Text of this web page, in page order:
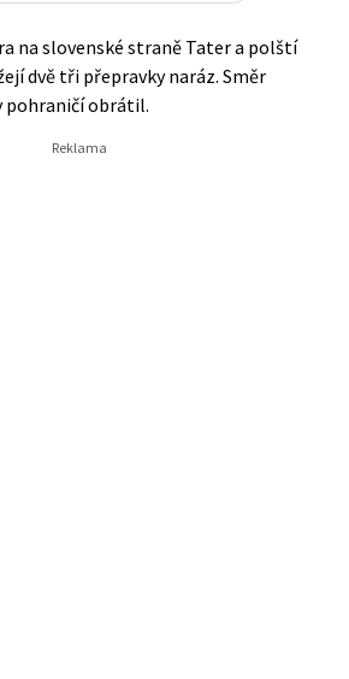
na slovenské straně Tater a polští
dvě tři přepravky naráz. Směr
pohraničí obrátil.